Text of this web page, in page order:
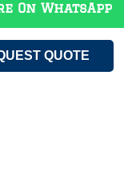
On WhatsApp
QUOTE